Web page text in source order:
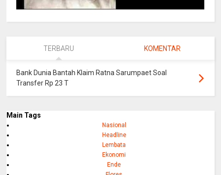
TERBARU KOMENTAR
Bank Dunia Bantah Klaim Ratna Sarumpaet Soal
Transfer Rp 23 T
Main Tags
Nasional
Headline
Lembata
Ekonomi
Ende